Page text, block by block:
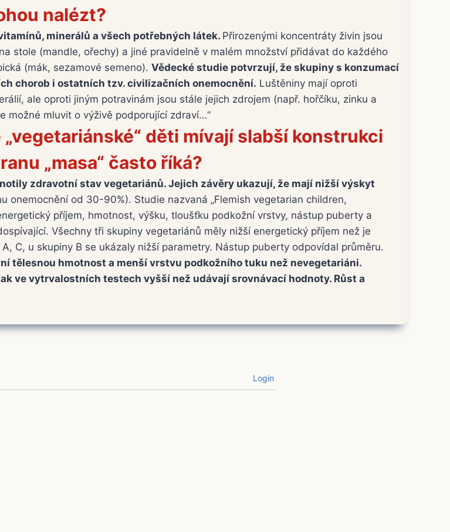
nalézt?
minerálů a všech potřebných látek. Přirozenými koncentráty živin jsou
stole (mandle, ořechy) a jiné pravidelně v malém množství přidávat do každého
(mák, sezamové semeno). Vědecké studie potvrzují, že skupiny s konzumací
chorob i ostatních tzv. civilizačních onemocnění. Luštěniny mají oproti
ale oproti jiným potravinám jsou stále jejich zdrojem (např. hořčíku, zinku a
možné mluvit o výživě podporující zdraví…“
děti mívají slabší konstrukci
„masa“ často říká?
zdravotní stav vegetariánů. Jejich závěry ukazují, že mají nižší výskyt
onemocnění od 30-90%). Studie nazvaná „Flemish vegetarian children,
příjem, hmotnost, výšku, tloušťku podkožní vrstvy, nástup puberty a
Všechny tři skupiny vegetariánů měly nižší energetický příjem než je
C, u skupiny B se ukázaly nižší parametry. Nástup puberty odpovídal průměru.
tělesnou hmotnost a menší vrstvu podkožního tuku než nevegetariáni.
ve vytrvalostních testech vyšší než udávají srovnávací hodnoty. Růst a
Login